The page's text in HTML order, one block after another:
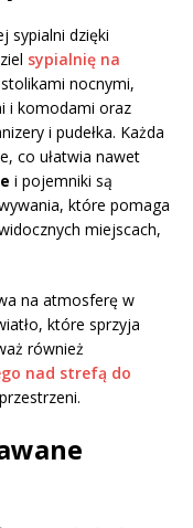
sypialni dzięki
sypialnię na
nocnymi,
i komodami oraz
i pudełka. Każda
co ułatwia nawet
i pojemniki są
które pomaga
miejscach,
na atmosferę w
które sprzyja
również
nad strefą do